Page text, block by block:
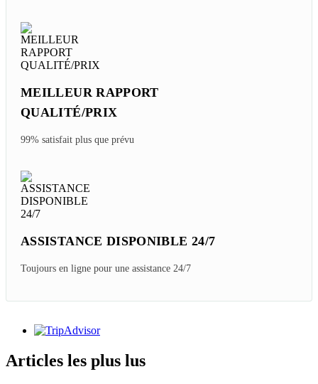
MEILLEUR RAPPORT
QUALITÉ/PRIX
99% satisfait plus que prévu
ASSISTANCE DISPONIBLE 24/7
Toujours en ligne pour une assistance 24/7
Articles les plus lus